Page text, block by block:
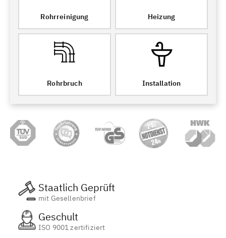
Rohrreinigung Heizung
Rohrbruch Installation
Staatlich Geprüft
mit Gesellenbrief
Geschult
ISO 9001 zertifiziert